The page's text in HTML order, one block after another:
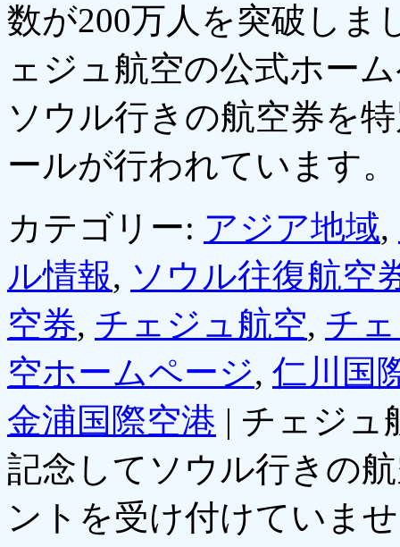
数が200万人を突破しま
ェジュ航空の公式ホー
ソウル行きの航空券を
ールが行われています
カテゴリー: アジア地域,
ル情報, ソウル往復航空
空券, チェジュ航空, チ
空ホームページ, 仁川国
金浦国際空港 | チェジュ
記念してソウル行きの
ントを受け付けていま